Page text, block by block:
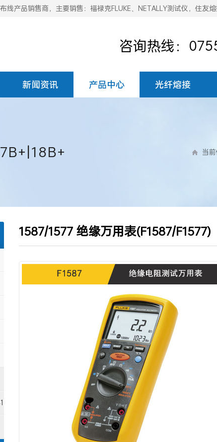
产品销售商，主要销售：福禄克FLUKE、NETALLY测试仪，住友
咨询热线：
新闻资讯 产品中心 光纤熔接
当
1587/1577 绝缘万用表(F1587/F1577)